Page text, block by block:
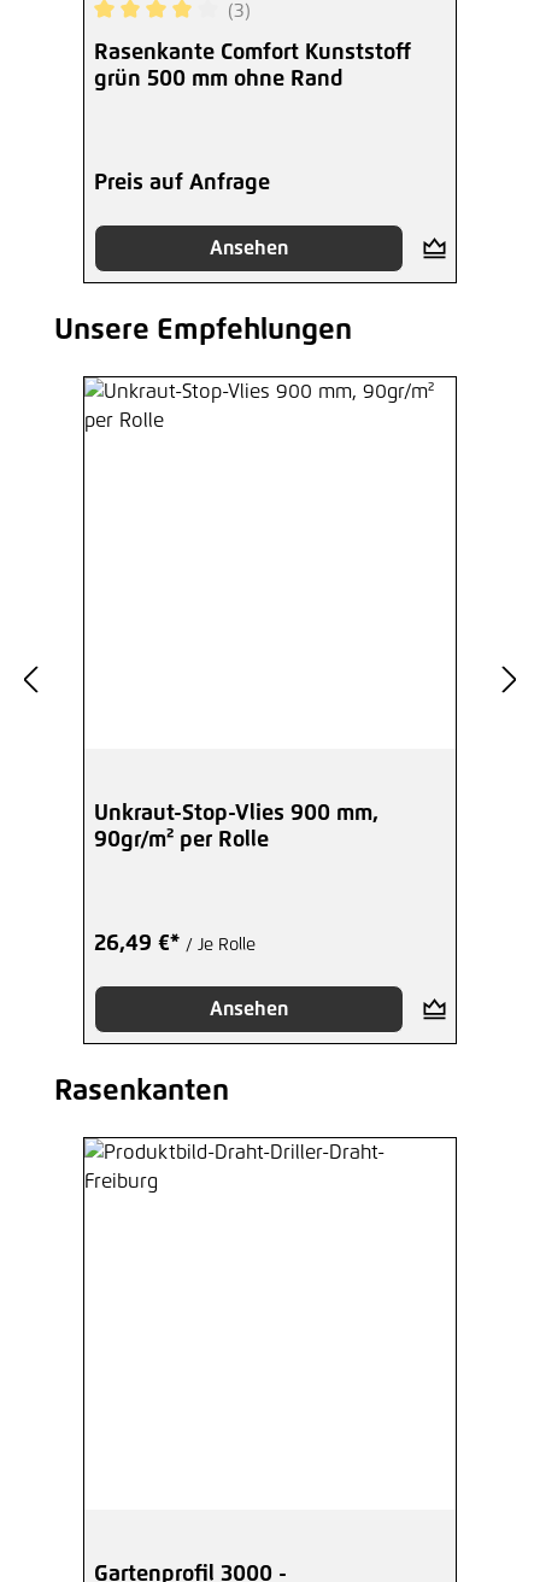
Durchschnittliche Bewertung von 4 von 5
(3)
Rasenkante Comfort Kunststoff
grün 500 mm ohne Rand
Preis auf Anfrage
Ansehen
Produktgalerie überspringen
Unsere Empfehlungen
Unkraut-Stop-Vlies 900 mm,
90gr/m² per Rolle
26,49 €* / Je Rolle
Ansehen
Produktgalerie überspringen
Rasenkanten
Gartenprofil 3000 -